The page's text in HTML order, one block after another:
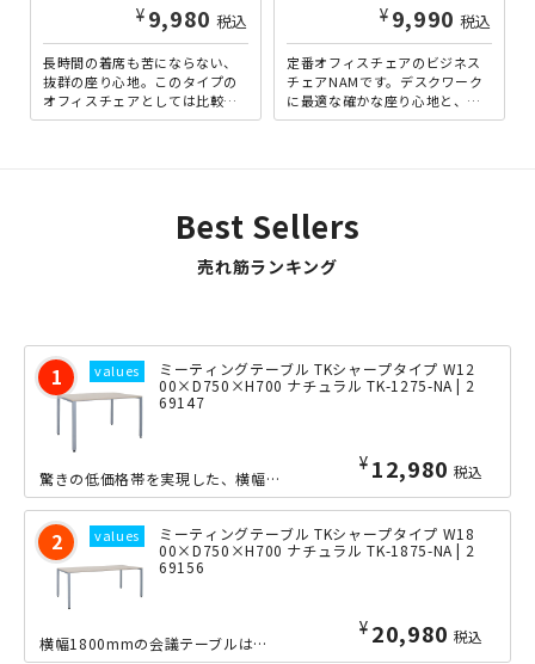
¥ 9,980 税込
長時間の着席も苦にならない、
抜群の座り心地。このタイプの
オフィスチェアとしては比較的
ロープライスながら、クオリテ
¥ 9,990 税込
定番オフィスチェアのビジネス
チェアNAMです。デスクワーク
に最適な確かな座り心地と、シ
ンプルながら飽きがこないデザ
Best Sellers
売れ筋ランキング
ミーティングテーブル TKシャープタイプ W12
00×D750×H700 ナチュラル TK-1275-NA | 2
69147
¥ 12,980 税込
驚きの低価格帯を実現した、横幅1200×奥行き750mmの会議用テーブルです。定...
ミーティングテーブル TKシャープタイプ W18
00×D750×H700 ナチュラル TK-1875-NA | 2
69156
¥ 20,980 税込
横幅1800mmの会議テーブルは、向い合って4人、あるいは6人での使用に最適なサ...